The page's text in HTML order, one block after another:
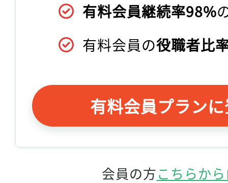
有料会員継続率98%
有料会員の役職者比
有料会員プラン
会員の方こちらか